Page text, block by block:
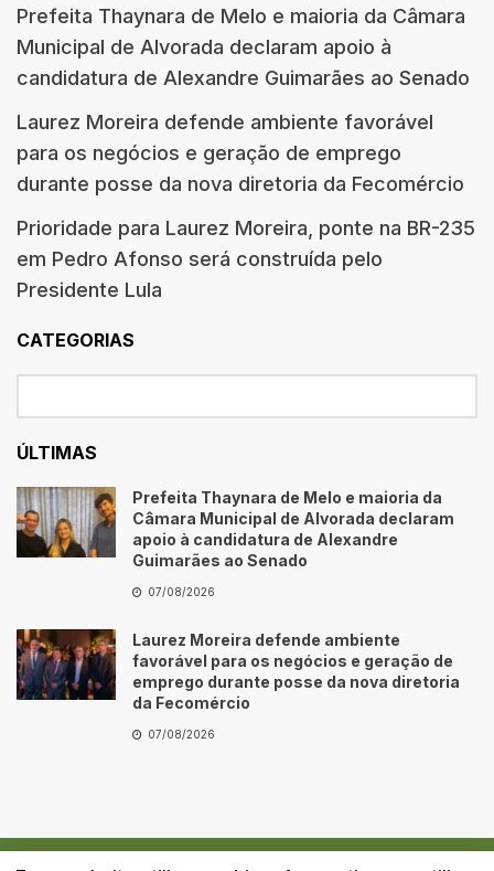
Prefeita Thaynara de Melo e maioria da Câmara
Municipal de Alvorada declaram apoio à
candidatura de Alexandre Guimarães ao Senado
Laurez Moreira defende ambiente favorável
para os negócios e geração de emprego
durante posse da nova diretoria da Fecomércio
Prioridade para Laurez Moreira, ponte na BR-235
em Pedro Afonso será construída pelo
Presidente Lula
CATEGORIAS
ÚLTIMAS
Prefeita Thaynara de Melo e maioria da
Câmara Municipal de Alvorada declaram
apoio à candidatura de Alexandre
Guimarães ao Senado
07/08/2026
Laurez Moreira defende ambiente
favorável para os negócios e geração de
emprego durante posse da nova diretoria
da Fecomércio
07/08/2026